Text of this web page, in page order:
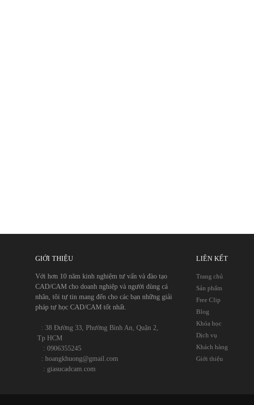
GIỚI THIỆU
Với hơn 10 năm kinh nghiệm tư vấn và đào tạo
CAD/CAM cho doanh nghiệp và người dùng cá
nhân, tôi tự tin mang đến cho các bạn những giải
pháp tự học CAD/CAM tốt nhất.
​​ : 38 Đường 33, Phường Bình An, Quận 2,
Tp HCM
: 0906355245
​ : hoangkhuong@gmail.com
: giasucadcam.com
LIÊN KẾT
Trang chủ
Sản phẩm
Free Clip
Blog
Khóa học
Dịch vụ
Khách hàng
Giới thiệu